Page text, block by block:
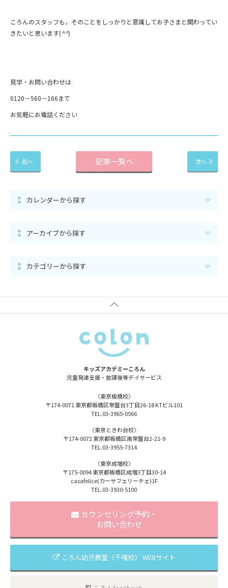
ころんのスタッフも，そのことをしっかりと意識してお子さまと関わってい
きたいと思います(^^)
見学・お問い合わせは
0120－560－166まで
お気軽にお電話ください
前へ 記事一覧へ 次へ
カレンダーから探す
アーカイブから探す
カテゴリーから探す
キッズアカデミーころん
児童発達支援・放課後等デイサービス
カウンセリング予約・
お問い合わせ
ころん幼児教室〈千種校〉 WEBサイト
〈東京板橋校〉
〒174-0071 東京都板橋区常盤台3丁目26-18KTビル101
TEL.03-3965-0566
〈東京ときわ台校〉
〒174-0072 東京都板橋区南常盤台2-21-9
TEL.03-3955-7314
〈東京成増校〉
〒175-0094東京都板橋区成増3丁目30-14
casafelice(カーサフェリーチェ)1F
TEL.03-3930-5100